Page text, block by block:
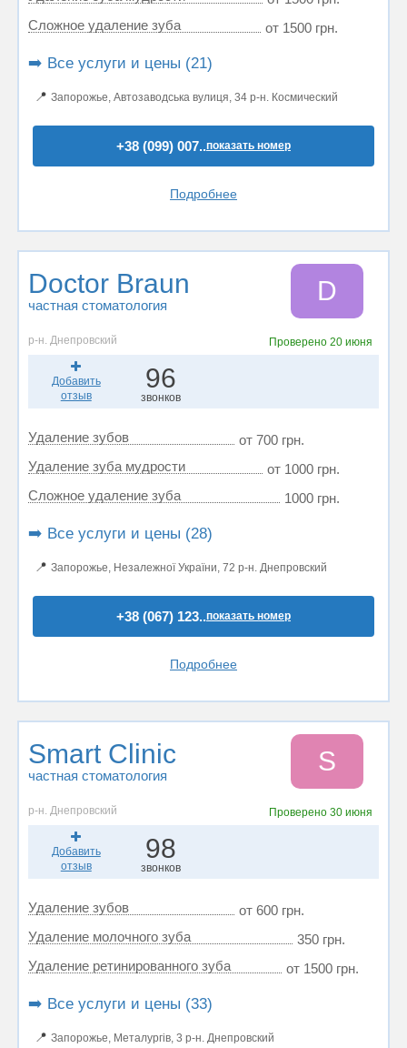
Сложное удаление зуба
от 1500 грн.
➡️ Все услуги и цены (21)
📍 Запорожье, Автозаводська вулиця, 34 р-н. Космический
+38 (099) 007..показать номер
Подробнее
Doctor Braun
частная стоматология D
р-н. Днепровский Проверено 20 июня
Добавить
отзыв
96
звонков
Удаление зубов
от 700 грн.
Удаление зуба мудрости
от 1000 грн.
Сложное удаление зуба
1000 грн.
➡️ Все услуги и цены (28)
📍 Запорожье, Незалежної України, 72 р-н. Днепровский
+38 (067) 123..показать номер
Подробнее
Smart Clinic
частная стоматология S
р-н. Днепровский Проверено 30 июня
Добавить
отзыв
98
звонков
Удаление зубов
от 600 грн.
Удаление молочного зуба
350 грн.
Удаление ретинированного зуба
от 1500 грн.
➡️ Все услуги и цены (33)
📍 Запорожье, Металургів, 3 р-н. Днепровский